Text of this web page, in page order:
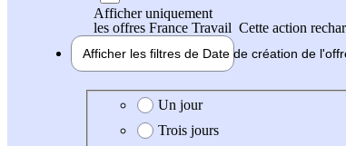
Afficher uniquement
les offres France Travail Cette action
Afficher les filtres de Date de création de
Date de création de l'offre
Un jour
Trois jours